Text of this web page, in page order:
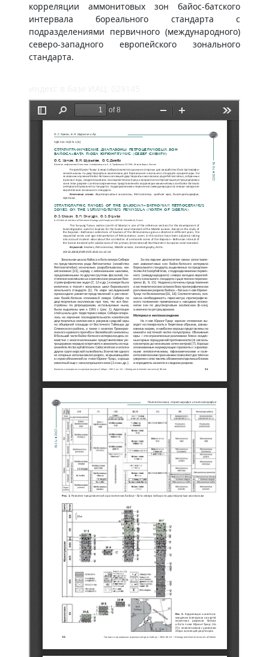
корреляции аммонитовых зон байос-батского
интервала бореального стандарта с
подразделениями первичного (международного)
северо-западного европейского зонального
стандарта.